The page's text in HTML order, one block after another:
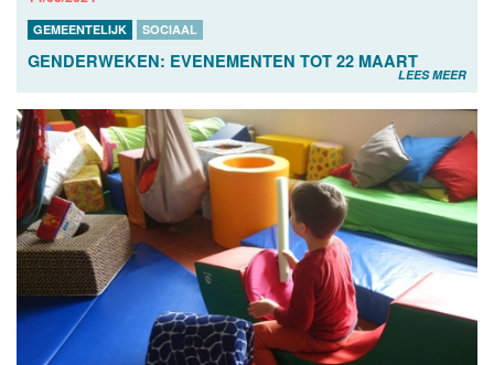
GEMEENTELIJK SOCIAAL
GENDERWEKEN: EVENEMENTEN TOT 22 MAART
LEES MEER